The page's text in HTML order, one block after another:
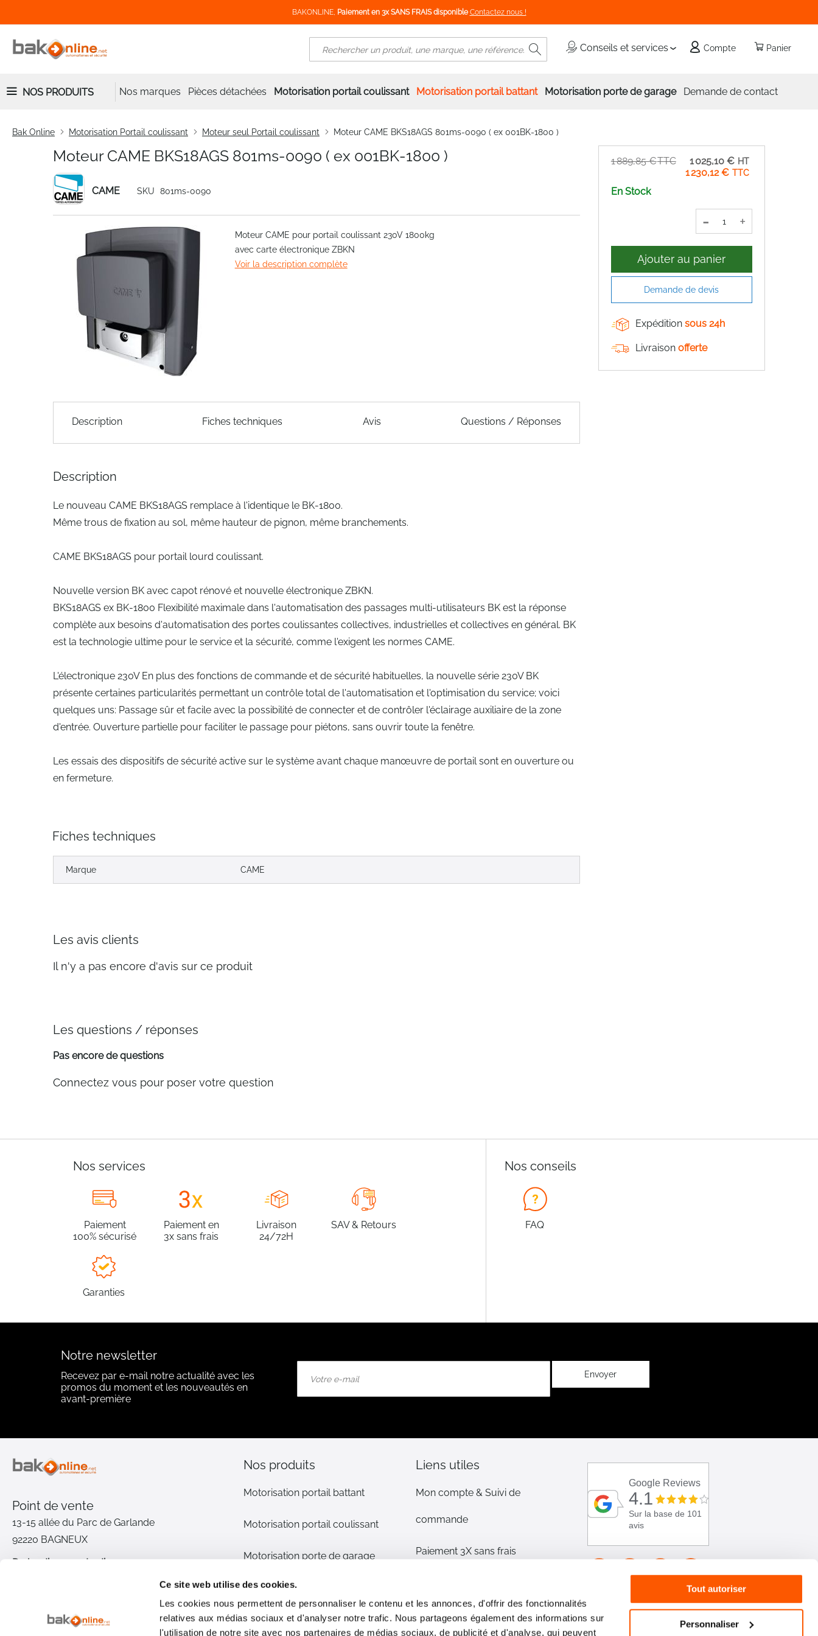
Ce site web utilise des cookies.
Les cookies nous permettent de personnaliser le contenu et les annonces, d'offrir des fonctionnalités
relatives aux médias sociaux et d'analyser notre trafic. Nous partageons également des informations sur
l'utilisation de notre site avec nos partenaires de médias sociaux, de publicité et d'analyse, qui peuvent
Tout autoriser
Personnaliser
BAKONLINE, Paiement en 3x SANS FRAIS disponible Contactez nous !
Panier
Conseils et services Compte
Rechercher
NOS PRODUITS Nos marques Pièces détachées Motorisation portail coulissant Motorisation portail battant Motorisation porte de garage Demande de contact
Bak Online Motorisation Portail coulissant Moteur seul Portail coulissant Moteur CAME BKS18AGS 801ms-0090 ( ex 001BK-1800 )
Moteur CAME BKS18AGS 801ms-0090 ( ex 001BK-1800 )
CAME SKU 801ms-0090
images
the
images
Moteur CAME pour portail coulissant 230V 1800kg
avec carte électronique ZBKN
Voir la description complète
Description Fiches techniques Avis Questions / Réponses
Description
Le nouveau CAME BKS18AGS remplace à l'identique le BK-1800.
Même trous de fixation au sol, même hauteur de pignon, même branchements.
CAME BKS18AGS pour portail lourd coulissant.
Nouvelle version BK avec capot rénové et nouvelle électronique ZBKN.
BKS18AGS ex BK-1800 Flexibilité maximale dans l'automatisation des passages multi-utilisateurs BK est la réponse
complète aux besoins d'automatisation des portes coulissantes collectives, industrielles et collectives en général. BK
est la technologie ultime pour le service et la sécurité, comme l'exigent les normes CAME.
L'électronique 230V En plus des fonctions de commande et de sécurité habituelles, la nouvelle série 230V BK
présente certaines particularités permettant un contrôle total de l'automatisation et l'optimisation du service; voici
quelques uns: Passage sûr et facile avec la possibilité de connecter et de contrôler l'éclairage auxiliaire de la zone
d'entrée. Ouverture partielle pour faciliter le passage pour piétons, sans ouvrir toute la fenêtre.
Les essais des dispositifs de sécurité active sur le système avant chaque manœuvre de portail sont en ouverture ou
en fermeture.
Fiches techniques
Marque CAME
Les avis clients
Il n'y a pas encore d'avis sur ce produit
Les questions / réponses
Pas encore de questions
Connectez vous pour poser votre question
Prix
Spécial
1 230,12 €
1 025,10 €
1 889,85 €
En Stock
- +
Ajouter au panier
Demande de devis
Expédition sous 24h
Livraison offerte
Nos services
Paiement
100% sécurisé
Paiement en
3x sans frais
Livraison
24/72H
SAV & Retours
Garanties
Nos conseils
FAQ
Notre newsletter
Recevez par e-mail notre actualité avec les
promos du moment et les nouveautés en
avant-première
notre
:
Envoyer
Point de vente
13-15 allée du Parc de Garlande
92220 BAGNEUX
Du lundi au vendredi
01 46 72 30 00
Nos produits
Motorisation portail battant
Motorisation portail coulissant
Motorisation porte de garage
Motorisation volet
Pièces détachées
Liens utiles
Mon compte & Suivi de
commande
Paiement 3X sans frais
CGV
Google Reviews
4.1
Sur la base de 101
avis